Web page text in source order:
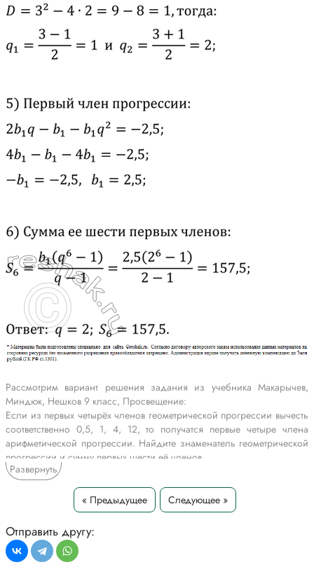
Рассмотрим вариант решения задания из учебника Макарычев,
Миндюк, Нешков 9 класс, Просвещение:
Если из первых четырёх членов геометрической прогрессии вычесть
соответственно 0,5, 1, 4, 12, то получатся первые четыре члена
арифметической прогрессии. Найдите знаменатель геометрической
прогрессии и сумму первых шести её членов.
*Текст задания приводится исключительно в образовательных целях
для более полного понимания решения.
Развернуть
« Предыдущее Следующее »
Отправить другу: